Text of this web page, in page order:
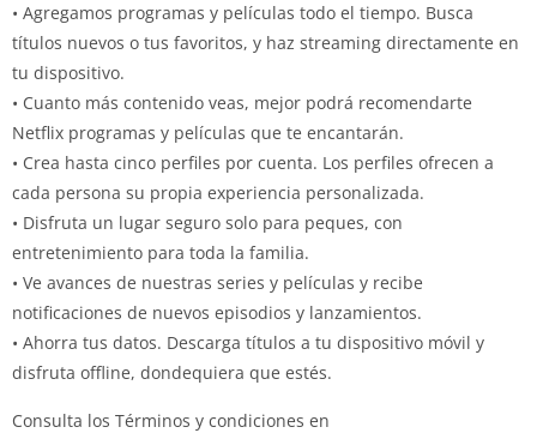
• Agregamos programas y películas todo el tiempo. Busca
títulos nuevos o tus favoritos, y haz streaming directamente en
tu dispositivo.
• Cuanto más contenido veas, mejor podrá recomendarte
Netflix programas y películas que te encantarán.
• Crea hasta cinco perfiles por cuenta. Los perfiles ofrecen a
cada persona su propia experiencia personalizada.
• Disfruta un lugar seguro solo para peques, con
entretenimiento para toda la familia.
• Ve avances de nuestras series y películas y recibe
notificaciones de nuevos episodios y lanzamientos.
• Ahorra tus datos. Descarga títulos a tu dispositivo móvil y
disfruta offline, dondequiera que estés.
Consulta los Términos y condiciones en